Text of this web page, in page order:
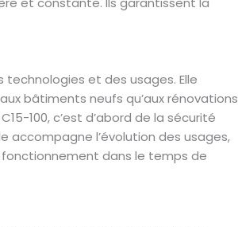
technologies et des usages. Elle
bâtiments neufs qu’aux rénovations
100, c’est d’abord de la sécurité
accompagne l’évolution des usages,
dans le temps de